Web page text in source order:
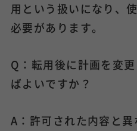
用という扱いになり、
必要があります。
Q：転用後に計画を変
ばよいですか？
A：許可された内容と